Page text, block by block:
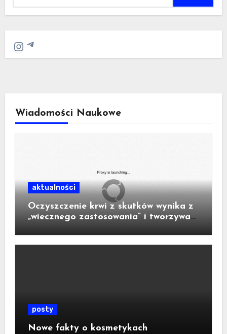
Instagram
Telegram
Wiadomości Naukowe
aktualności
Oczyszczenie krwi z skutków wynika z
„wiecznego zastosowania” i tworzywa
posty
Nowe fakty o kosmetykach